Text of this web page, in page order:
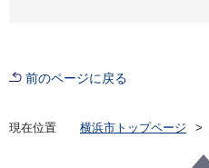
前のページに戻る
現在位置 横浜市トップページ
脱炭素・GREEN×EXPO